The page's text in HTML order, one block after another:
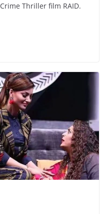
Thriller film RAID.